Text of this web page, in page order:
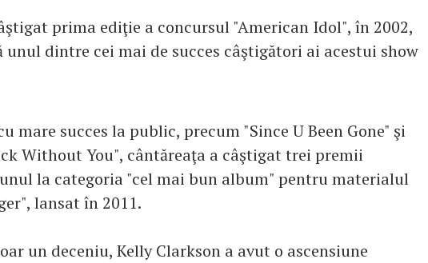
prima ediţie a concursul "American Idol", în 2002,
unul dintre cei mai de succes câştigători ai acestui show
mare succes la public, precum "Since U Been Gone" şi
Without You", cântăreaţa a câştigat trei premii
la categoria "cel mai bun album" pentru materialul
lansat în 2011.
un deceniu, Kelly Clarkson a avut o ascensiune